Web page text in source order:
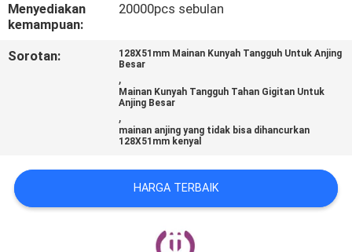
SITEMAP
Menyediakan
kemampuan:
20000pcs sebulan
Sorotan:
128X51mm Mainan Kunyah Tangguh Untuk Anjing
Besar
,
Mainan Kunyah Tangguh Tahan Gigitan Untuk
Anjing Besar
,
mainan anjing yang tidak bisa dihancurkan
128X51mm kenyal
HARGA TERBAIK